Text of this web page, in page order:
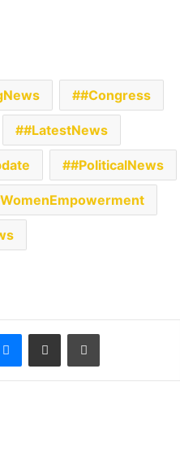
#Congress
#LatestNews
#PoliticalNews
Messenger
Share via Email Print